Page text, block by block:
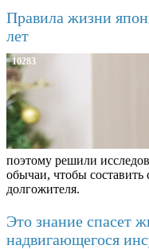
Правила жизни
лет
10283
поэтому решили
обычаи, чтобы составить
долгожителя.
Это знание спасет
надвигающегося